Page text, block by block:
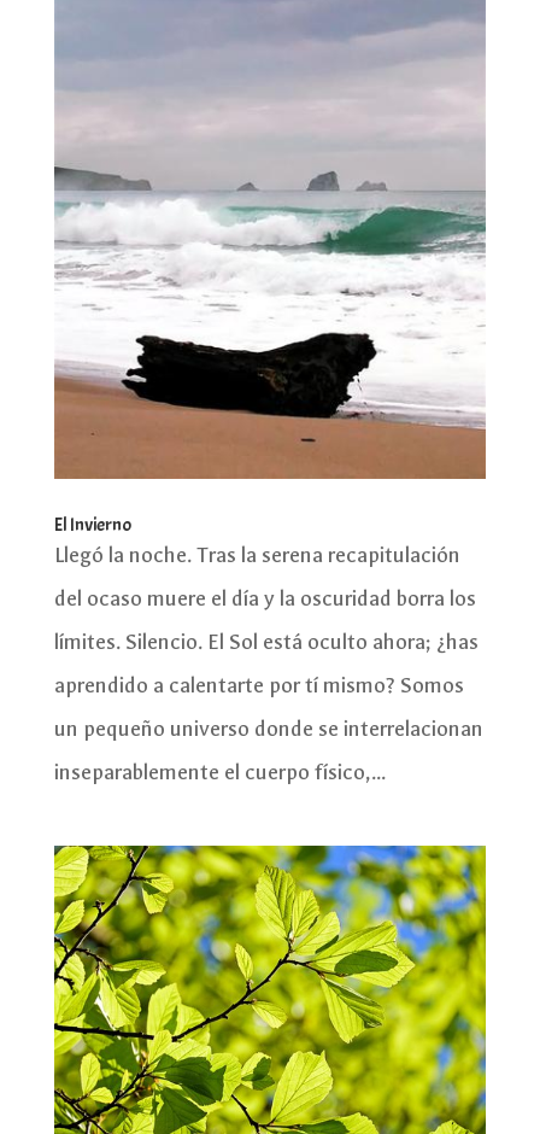
El Invierno
Llegó la noche. Tras la serena recapitulación
del ocaso muere el día y la oscuridad borra los
límites. Silencio. El Sol está oculto ahora; ¿has
aprendido a calentarte por tí mismo? Somos
un pequeño universo donde se interrelacionan
inseparablemente el cuerpo físico,...